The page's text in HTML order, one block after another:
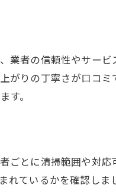
業者の信頼性やサービ
りの丁寧さが口コミ
す。
ごとに清掃範囲や対
れているかを確認しま